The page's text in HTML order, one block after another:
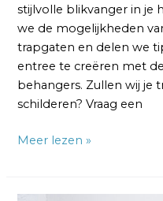
stijlvolle blikvanger in je
we de mogelijkheden
trapgaten en delen we
entree te creëren met
behangers. Zullen wij je
schilderen? Vraag een
Meer lezen »